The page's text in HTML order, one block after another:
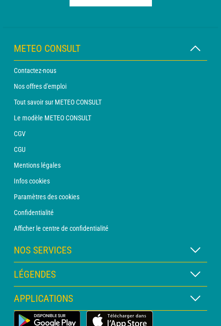
METEO CONSULT
Contactez-nous
Nos offres d'emploi
Tout savoir sur METEO CONSULT
Le modèle METEO CONSULT
CGV
CGU
Mentions légales
Infos cookies
Paramètres des cookies
Confidentialité
Afficher le centre de confidentialité
NOS SERVICES
Abonnement METEO Xpert
Abonnement METEO PRO
Consultation avec un prévisionniste
Bulletin PRO
LÉGENDES
Légende des cartes
Légende des pictogrammes
APPLICATIONS
Application Météo Terrestre